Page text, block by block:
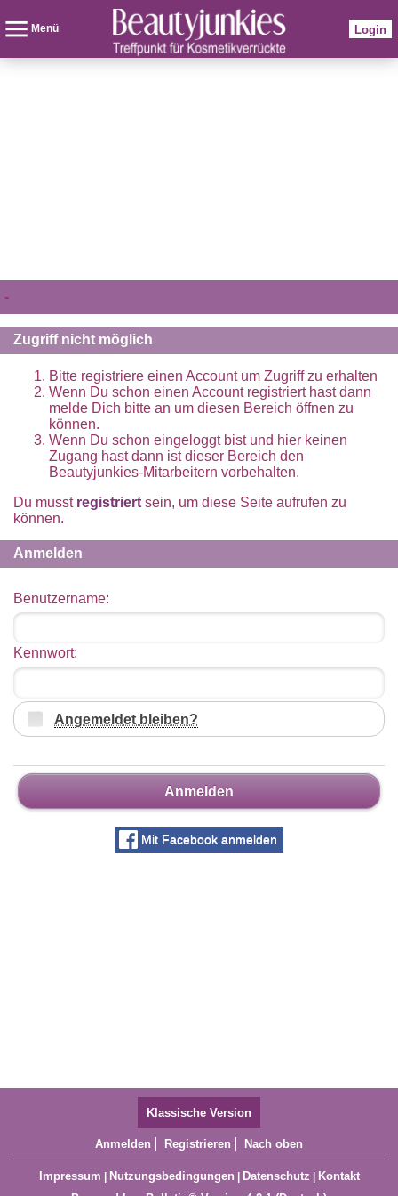
Menü Login
-
Zugriff nicht möglich
Bitte registriere einen Account um Zugriff zu erhalten
Wenn Du schon einen Account registriert hast dann
melde Dich bitte an um diesen Bereich öffnen zu
können.
Wenn Du schon eingeloggt bist und hier keinen
Zugang hast dann ist dieser Bereich den
Beautyjunkies-Mitarbeitern vorbehalten.
Du musst registriert sein, um diese Seite aufrufen zu
können.
Anmelden
Benutzername:
Kennwort:
Angemeldet bleiben?
Anmelden
Mit Facebook anmelden
Klassische Version
Anmelden Registrieren Nach oben
Impressum Nutzungsbedingungen Datenschutz
Kontakt